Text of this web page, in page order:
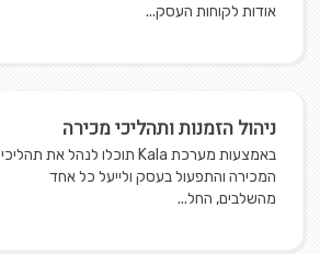
אודות לקוחות העסק...
ניהול הזמנות ותהליכי מכירה
באמצעות מערכת Kala תוכלו לנהל את תהליכי
המכירה והתפעול בעסק ולייעל כל אחד
מהשלבים, החל...